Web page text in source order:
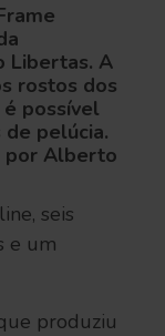
Libertas. A
rostos dos
possível
pelúcia.
por Alberto
seis
e um
produziu